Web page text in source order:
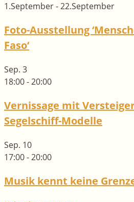
1.September-22.September
Foto-Ausstellung
Faso‘
Sep. 3
18:00-20:00
Vernissage mit
Segelschiff-Modelle
Sep. 10
17:00-20:00
Musik kennt keine